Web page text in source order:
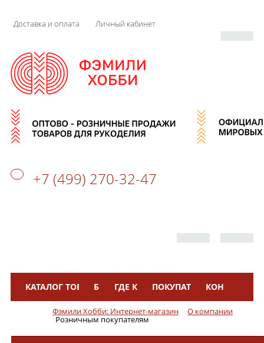
Доставка и оплата Личный кабинет
+7 (499) 270-32-47
КАТАЛОГ ТОВАРОВБРЕНДЫГДЕ КУПИТЬПОКУПАТЕЛЯМКОНТАКТЫ
Фэмили Хобби: Интернет-магазин О компании
Розничным покупателям